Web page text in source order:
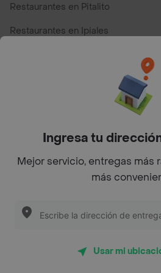
Restaurantes en Pitalito
Restaurantes en Ipiales
Top Marcas y Cadenas de
Encuéntranos en estos países
App Store Google
Restaurantes cerca de mi para
Ingresa tu
Mejor servicio, entregas más
más
Usar mi